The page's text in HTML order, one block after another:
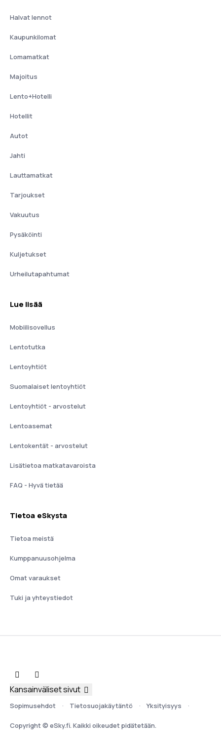
Halvat lennot
Kaupunkilomat
Lomamatkat
Majoitus
Lento+Hotelli
Hotellit
Autot
Jahti
Lauttamatkat
Tarjoukset
Vakuutus
Pysäköinti
Kuljetukset
Urheilutapahtumat
Lue lisää
Mobiilisovellus
Lentotutka
Lentoyhtiöt
Suomalaiset lentoyhtiöt
Lentoyhtiöt - arvostelut
Lentoasemat
Lentokentät - arvostelut
Lisätietoa matkatavaroista
FAQ - Hyvä tietää
Tietoa eSkysta
Tietoa meistä
Kumppanuusohjelma
Omat varaukset
Tuki ja yhteystiedot
Sopimusehdot Tietosuojakäytäntö Yksityisyys
Copyright © eSky.fi. Kaikki oikeudet pidätetään.
Kansainväliset sivut